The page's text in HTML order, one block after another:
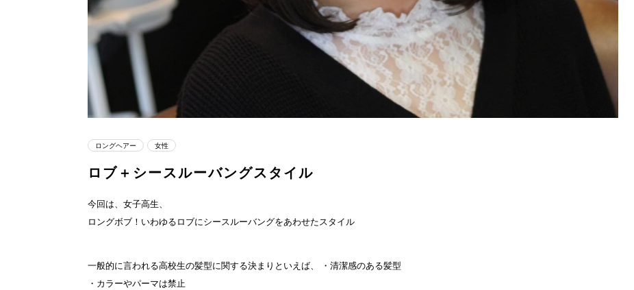
ロングヘアー 女性
ロブ＋シースルーバングスタイル
今回は、女子高生、
ロングボブ！いわゆるロブにシースルーバングをあわせたスタイル
一般的に言われる高校生の髪型に関する決まりといえば、 ・清潔感のある髪型
・カラーやパーマは禁止